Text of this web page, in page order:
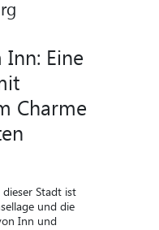
Eine
Charme
Stadt ist
und die
Inn und